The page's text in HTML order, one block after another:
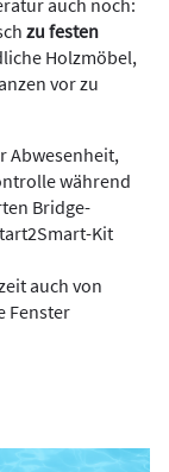
auch noch:
zu festen
Holzmöbel,
vor zu
Abwesenheit,
während
Bridge-
Kit
auch von
Fenster